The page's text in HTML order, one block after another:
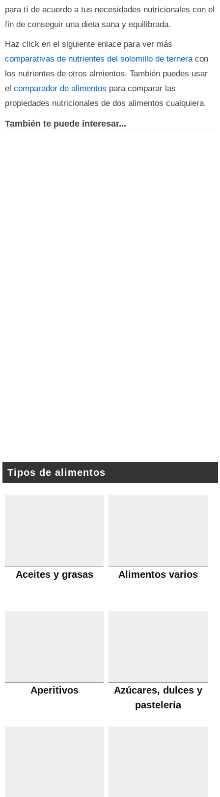
para tí de acuerdo a tus necesidades nutricionales con el
fin de conseguir una dieta sana y equilibrada.
Haz click en el siguiente enlace para ver más
comparativas de nutrientes del solomillo de terneracon
los nutrientes de otros almientos. También puedes usar
el comparador de alimentos para comparar las
propiedades nutricionales de dos alimentos cualquiera.
También te puede interesar...
Tipos de alimentos
Aceites y grasas Alimentos varios
Aperitivos
Azúcares, dulces y
pastelería